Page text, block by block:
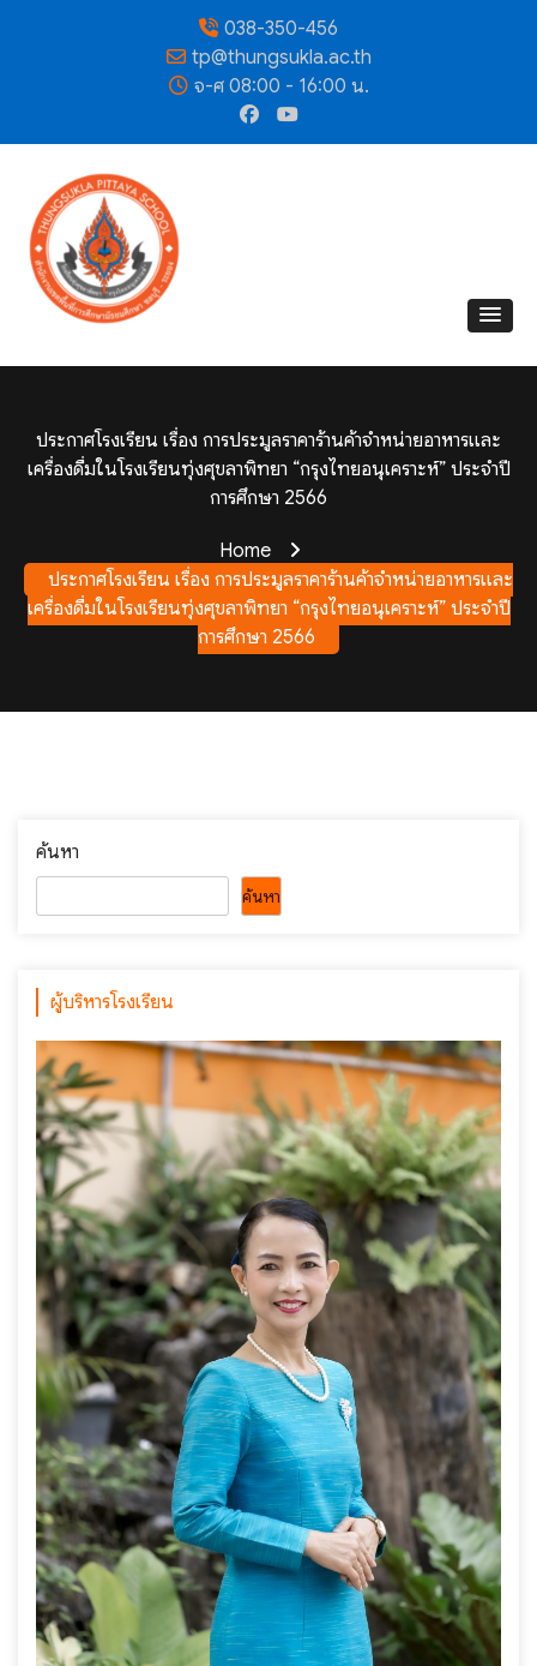
038-350-456
tp@thungsukla.ac.th
จ-ศ 08:00 - 16:00 น.
ประกาศโรงเรียน เรื่อง การประมูลราคาร้านค้าจำหน่ายอาหารและ
เครื่องดื่มในโรงเรียนทุ่งศุขลาพิทยา “กรุงไทยอนุเคราะห์” ประจำปี
การศึกษา 2566
Home
ประกาศโรงเรียน เรื่อง การประมูลราคาร้านค้าจำหน่ายอาหารและ
เครื่องดื่มในโรงเรียนทุ่งศุขลาพิทยา “กรุงไทยอนุเคราะห์” ประจำปี
การศึกษา 2566
ค้นหา
ค้นหา
ผู้บริหารโรงเรียน